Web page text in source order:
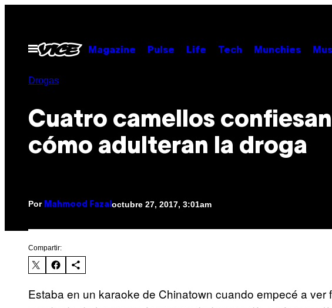
contenido
Abrir
Menú
Magazine Pulse Life Tech Munchies
Drogas
Cuatro camellos confiesan
cómo adulteran la droga
Por Mahmood Fazal octubre 27, 2017, 3:01am
Compartir:
Estaba en un karaoke de Chinatown cuando empecé a